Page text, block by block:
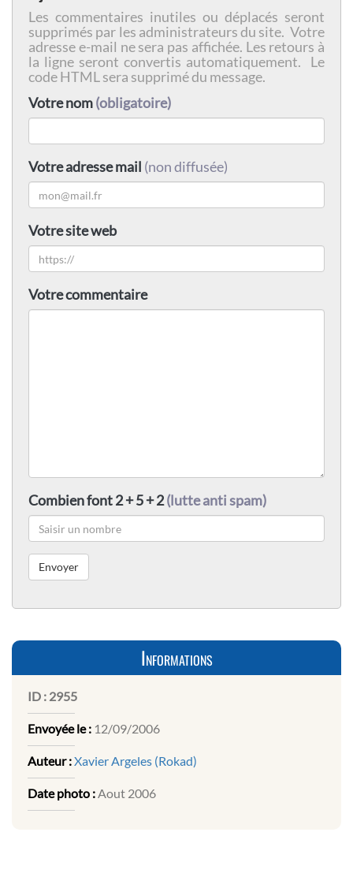
Les commentaires inutiles ou déplacés seront
supprimés par les administrateurs du site. Votre
adresse e-mail ne sera pas affichée. Les retours à
la ligne seront convertis automatiquement. Le
code HTML sera supprimé du message.
Votre nom(obligatoire)
Votre adresse mail (non diffusée)
Votre site web
Votre commentaire
Combien font 2 + 5 + 2(lutte anti spam)
Informations
ID : 2955
Envoyée le : 12/09/2006
Auteur :Xavier Argeles (Rokad)
Date photo :Aout 2006